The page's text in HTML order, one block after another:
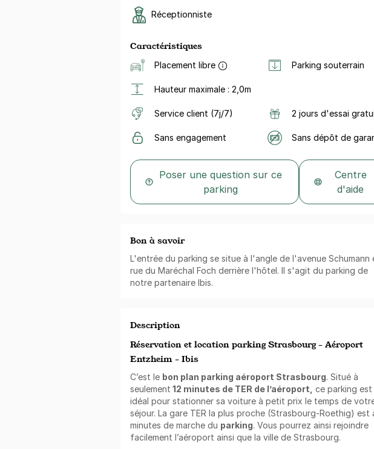
Réceptionniste
Caractéristiques
Placement libre Parking souterrain
Hauteur maximale : 2,0m
Service client (7j/7) 2 jours d'essai
Sans engagement Sans dépôt de
Poser une question sur ce
parking
Centre
d'aide
Bon à savoir
L'entrée du parking se situe à l'angle de l'avenue Schumann
rue du Maréchal Foch derrière l'hôtel. Il s'agit du parking de
notre partenaire Ibis.
Description
Réservation et location parking Strasbourg - Aéroport
Entzheim - Ibis
C’est le bon plan parking aéroport Strasbourg. Situé à
seulement 12 minutes de TER de l’aéroport, ce parking est
idéal pour stationner sa voiture à petit prix le temps de
séjour. La gare TER la plus proche (Strasbourg-Roethig) est
minutes de marche du parking. Vous pourrez ainsi rejoindre
facilement l’aéroport ainsi que la ville de Strasbourg.